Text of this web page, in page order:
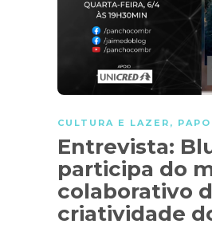
CULTURA E LAZER ,
Entrevista:
participa do
colaborativo
criatividade